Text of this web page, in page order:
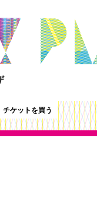
チケットを買う